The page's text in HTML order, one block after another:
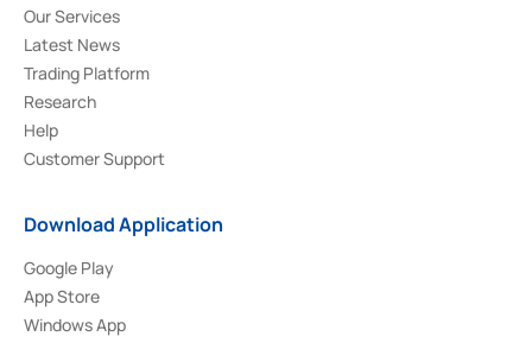
Our Services
Latest News
Trading Platform
Research
Help
Customer Support
Download Application
Google Play
App Store
Windows App